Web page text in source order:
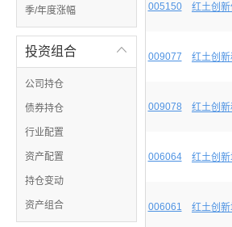
季/年度涨幅

投资组合
公司持仓
债券持仓
行业配置
资产配置
持仓变动
资产组合
005150 红土创
009077 红土创
009078 红土创
006064 红土创
006061 红土创